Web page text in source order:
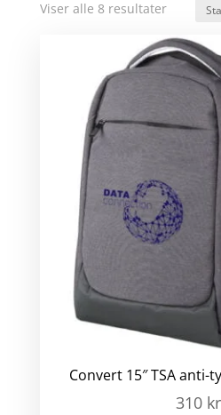
Viser alle 8 resultater
Convert 15″ TSA anti-
310 kr